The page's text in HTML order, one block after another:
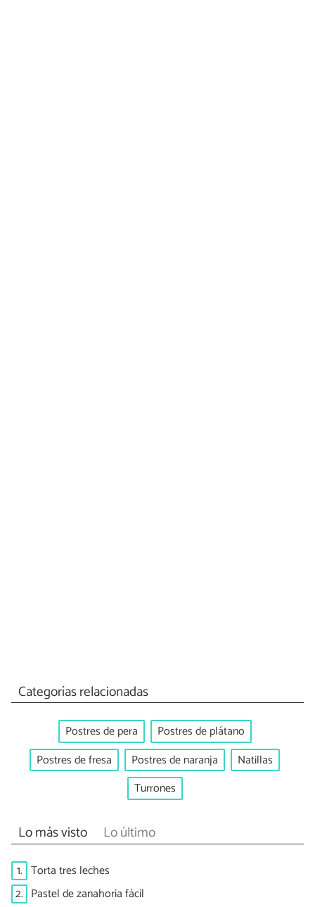
Categorías relacionadas
Postres de pera
Postres de plátano
Postres de fresa
Postres de naranja
Natillas
Turrones
Lo más visto Lo último
1. Torta tres leches
2. Pastel de zanahoria fácil